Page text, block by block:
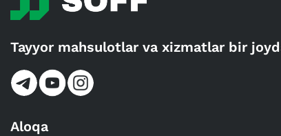
Tayyor mahsulotlar va xizmatlar bir
Aloqa